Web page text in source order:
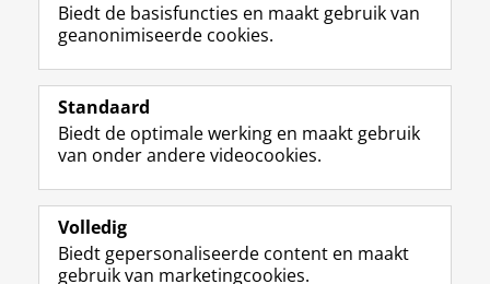
Volg de RUG
F
a
e
b
o
p
a
L
i
k
e
I
-
p
R
S
-
f
e
R
I
n
t
r
m
Y
o
T
e
k
Studiekiezers
Alumni
Over ons
Biedt de basisfuncties en maakt gebruik van
geanonimiseerde cookies.
Standaard
Biedt de optimale werking en maakt gebruik
van onder andere videocookies.
Volledig
Biedt gepersonaliseerde content en maakt
gebruik van marketingcookies.